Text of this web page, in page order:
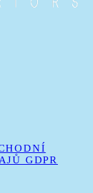
GDPR